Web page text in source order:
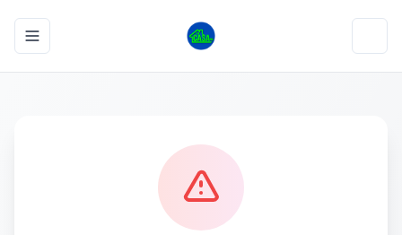
Toggle navigation menu